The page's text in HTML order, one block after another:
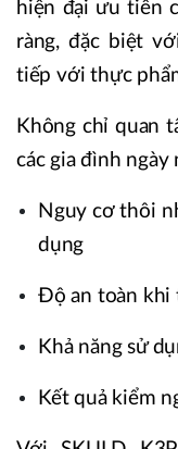
hiện đại ưu tiên
ràng, đặc biệt
tiếp với thực
Không chỉ quan
các gia đình
Nguy cơ thôi
dụng
Độ an toàn khi
Khả năng sử
Kết quả kiểm